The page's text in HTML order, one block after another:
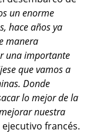
un enorme
hace años ya
manera
una importante
que vamos a
Donde
lo mejor de la
nuestra
francés.